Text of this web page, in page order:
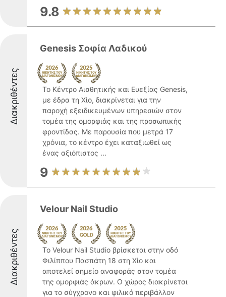
9.8
Διακριθέντες
Genesis Σοφία Λαδικού
Το Κέντρο Αισθητικής και Ευεξίας Genesis,
με έδρα τη Χίο, διακρίνεται για την
παροχή εξειδικευμένων υπηρεσιών στον
τομέα της ομορφιάς και της προσωπικής
φροντίδας. Με παρουσία που μετρά 17
χρόνια, το κέντρο έχει καταξιωθεί ως
ένας αξιόπιστος ...
9
Διακριθέντες
Velour Nail Studio
Το Velour Nail Studio βρίσκεται στην οδό
Φιλίππου Πασπάτη 18 στη Χίο και
αποτελεί σημείο αναφοράς στον τομέα
της ομορφιάς άκρων. Ο χώρος διακρίνεται
για το σύγχρονο και φιλικό περιβάλλον